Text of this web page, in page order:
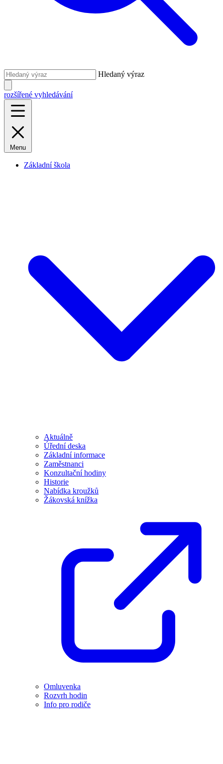
Hledaný výraz
rozšířené vyhledávání
Menu
Základní škola
Aktuálně
Úřední deska
Základní informace
Zaměstnanci
Konzultační hodiny
Historie
Nabídka kroužků
Žákovská knížka
Omluvenka
Rozvrh hodin
Info pro rodiče